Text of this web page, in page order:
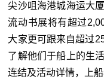
尖沙咀海港城海运大
流动书展将有超过
大家更可跟来自超过
了解他们于船上的生
连结及活动详情，上船